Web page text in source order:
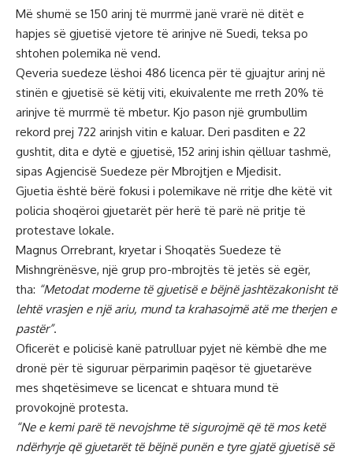
Më shumë se 150 arinj të murrmë janë vrarë në ditët e
hapjes së gjuetisë vjetore të arinjve në Suedi, teksa po
shtohen polemika në vend.
Qeveria suedeze lëshoi ​​486 licenca për të gjuajtur arinj në
stinën e gjuetisë së këtij viti, ekuivalente me rreth 20% të
arinjve të murrmë të mbetur. Kjo pason një grumbullim
rekord prej 722 arinjsh vitin e kaluar. Deri pasditen e 22
gushtit, dita e dytë e gjuetisë, 152 arinj ishin qëlluar tashmë,
sipas Agjencisë Suedeze për Mbrojtjen e Mjedisit.
Gjuetia është bërë fokusi i polemikave në rritje dhe këtë vit
policia shoqëroi gjuetarët për herë të parë në pritje të
protestave lokale.
Magnus Orrebrant, kryetar i Shoqatës Suedeze të
Mishngrënësve, një grup pro-mbrojtës të jetës së egër,
tha: “Metodat moderne të gjuetisë e bëjnë jashtëzakonisht të
lehtë vrasjen e një ariu, mund ta krahasojmë atë me therjen e
pastër”.
Oficerët e policisë kanë patrulluar pyjet në këmbë dhe me
dronë për të siguruar përparimin paqësor të gjuetarëve
mes shqetësimeve se licencat e shtuara mund të
provokojnë protesta.
“Ne e kemi parë të nevojshme të sigurojmë që të mos ketë
ndërhyrje që gjuetarët të bëjnë punën e tyre gjatë gjuetisë së